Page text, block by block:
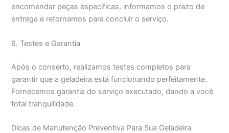
encomendar peças específicas, informamos o prazo de
entrega e retornamos para concluir o serviço.
6. Testes e Garantia
Após o conserto, realizamos testes completos para
garantir que a geladeira está funcionando perfeitamente.
Fornecemos garantia do serviço executado, dando a você
total tranquilidade.
Dicas de Manutenção Preventiva Para Sua Geladeira